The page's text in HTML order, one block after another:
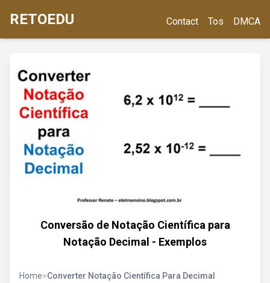
RETOEDU Contact Tos DMCA
Conversão de Notação Científica para
Notação Decimal - Exemplos
Home>Converter Notação Científica Para Decimal